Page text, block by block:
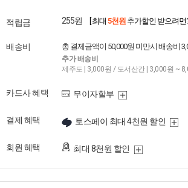
적립금 255원 [ 최대 5천원 추가할인 받으려면?
배송비 총 결제금액이 50,000원 미만시 배송비
추가 배송비
제주도 | 3,000원 / 도서산간 | 3,000원 ~
카드사 혜택 무이자할부
결제 혜택 토스페이 최대 4천원 할인
회원 혜택 최대 8천원 할인